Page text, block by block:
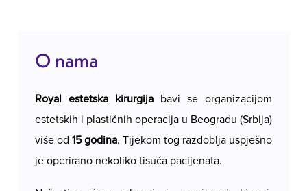
O nama
Royal estetska kirurgija bavi se organizacijom
estetskih i plastičnih operacija u Beogradu (Srbija)
više od 15 godina. Tijekom tog razdoblja uspješno
je operirano nekoliko tisuća pacijenata.